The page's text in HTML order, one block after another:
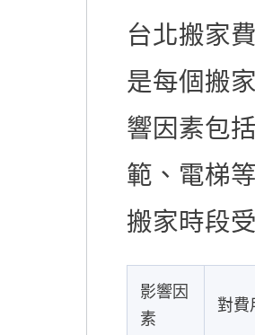
台北搬家
是每個搬
響因素包
範、電梯
搬家時段
影響因
素
對費